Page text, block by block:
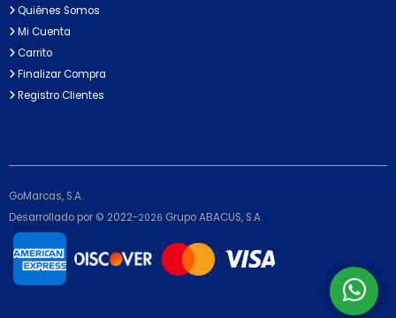
Quiénes Somos
Mi Cuenta
Carrito
Finalizar Compra
Registro Clientes
GoMarcas, S.A.
Desarrollado por © 2022-2026 Grupo ABACUS, S.A.